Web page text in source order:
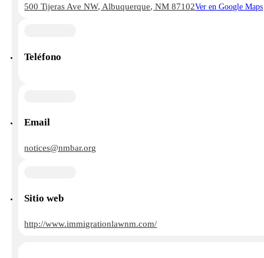
500 Tijeras Ave NW, Albuquerque, NM 87102Ver en Google Maps
Teléfono
Email
notices@nmbar.org
Sitio web
http://www.immigrationlawnm.com/